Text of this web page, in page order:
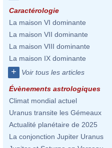
Caractérologie
La maison VI dominante
La maison VII dominante
La maison VIII dominante
La maison IX dominante
+ Voir tous les articles
Évènements astrologiques
Climat mondial actuel
Uranus transite les Gémeaux
Actualité planétaire de 2025
La conjonction Jupiter Uranus